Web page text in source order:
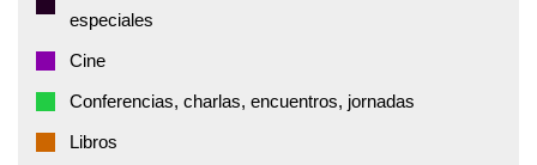
especiales
Cine
Conferencias, charlas, encuentros, jornadas
Libros